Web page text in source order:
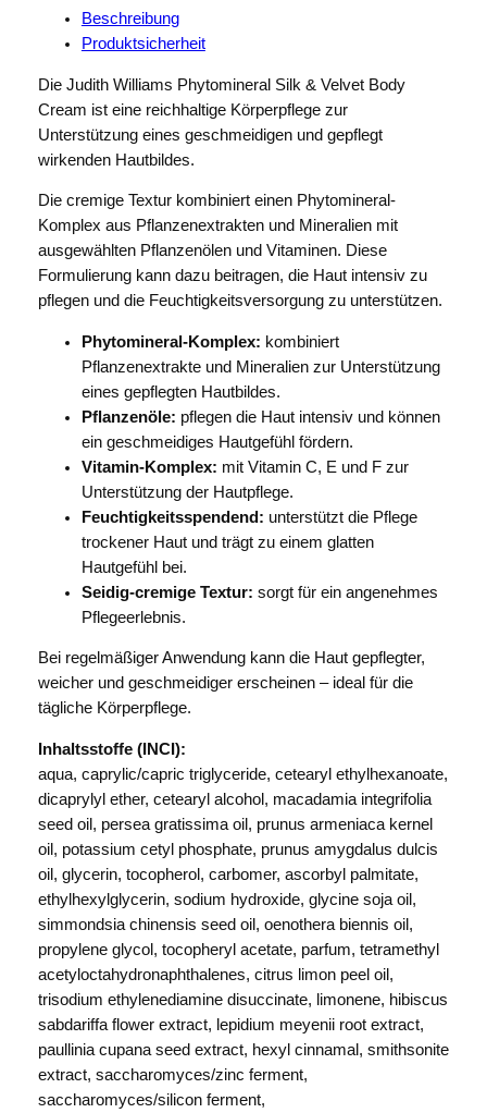
Beschreibung
Produktsicherheit
Die Judith Williams Phytomineral Silk & Velvet Body
Cream ist eine reichhaltige Körperpflege zur
Unterstützung eines geschmeidigen und gepflegt
wirkenden Hautbildes.
Die cremige Textur kombiniert einen Phytomineral-
Komplex aus Pflanzenextrakten und Mineralien mit
ausgewählten Pflanzenölen und Vitaminen. Diese
Formulierung kann dazu beitragen, die Haut intensiv zu
pflegen und die Feuchtigkeitsversorgung zu unterstützen.
Phytomineral-Komplex: kombiniert
Pflanzenextrakte und Mineralien zur Unterstützung
eines gepflegten Hautbildes.
Pflanzenöle: pflegen die Haut intensiv und können
ein geschmeidiges Hautgefühl fördern.
Vitamin-Komplex: mit Vitamin C, E und F zur
Unterstützung der Hautpflege.
Feuchtigkeitsspendend: unterstützt die Pflege
trockener Haut und trägt zu einem glatten
Hautgefühl bei.
Seidig-cremige Textur: sorgt für ein angenehmes
Pflegeerlebnis.
Bei regelmäßiger Anwendung kann die Haut gepflegter,
weicher und geschmeidiger erscheinen – ideal für die
tägliche Körperpflege.
Inhaltsstoffe (INCI):
aqua, caprylic/capric triglyceride, cetearyl ethylhexanoate,
dicaprylyl ether, cetearyl alcohol, macadamia integrifolia
seed oil, persea gratissima oil, prunus armeniaca kernel
oil, potassium cetyl phosphate, prunus amygdalus dulcis
oil, glycerin, tocopherol, carbomer, ascorbyl palmitate,
ethylhexylglycerin, sodium hydroxide, glycine soja oil,
simmondsia chinensis seed oil, oenothera biennis oil,
propylene glycol, tocopheryl acetate, parfum, tetramethyl
acetyloctahydronaphthalenes, citrus limon peel oil,
trisodium ethylenediamine disuccinate, limonene, hibiscus
sabdariffa flower extract, lepidium meyenii root extract,
paullinia cupana seed extract, hexyl cinnamal, smithsonite
extract, saccharomyces/zinc ferment,
saccharomyces/silicon ferment,